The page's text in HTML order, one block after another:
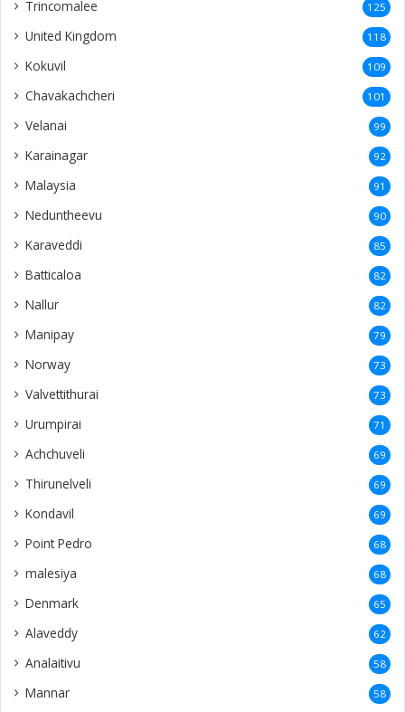
Trincomalee 125
United Kingdom 118
Kokuvil 109
Chavakachcheri 101
Velanai 99
Karainagar 92
Malaysia 91
Neduntheevu 90
Karaveddi 85
Batticaloa 82
Nallur 82
Manipay 79
Norway 73
Valvettithurai 73
Urumpirai 71
Achchuveli 69
Thirunelveli 69
Kondavil 69
Point Pedro 68
malesiya 68
Denmark 65
Alaveddy 62
Analaitivu 58
Mannar 58